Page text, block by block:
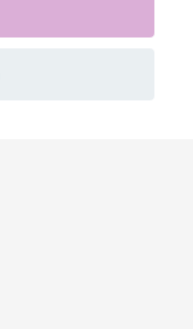
Prenumerera